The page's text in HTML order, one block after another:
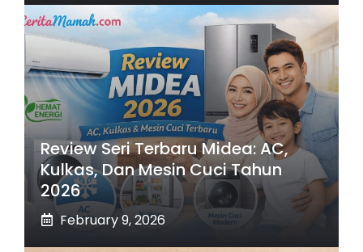
Review Seri Terbaru Midea: AC,
Kulkas, Dan Mesin Cuci Tahun
2026
February 9, 2026